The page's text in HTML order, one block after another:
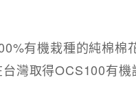
有機栽種的純棉棉
灣取得OCS100有機